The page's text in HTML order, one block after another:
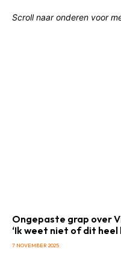
Scroll naar onderen voor
Ongepaste grap over
‘Ik weet niet of dit heel
7 NOVEMBER 2025